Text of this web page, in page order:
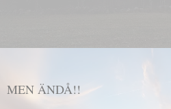
MEN ÄNDÅ!!